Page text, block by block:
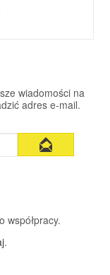
wiadomości na
adres e-mail.
współpracy.
.